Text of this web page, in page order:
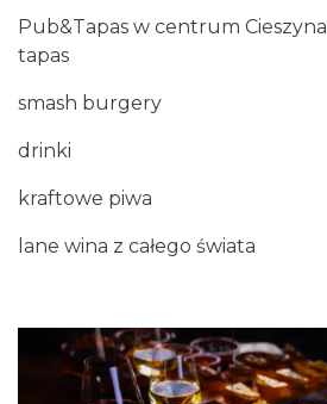
Pub&Tapas w centrum Cieszyna
tapas
smash burgery
drinki
kraftowe piwa
lane wina z całego świata